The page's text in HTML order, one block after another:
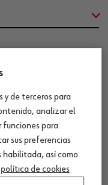
y de terceros para
analizar el
funciones para
sus preferencias
habilitada, así como
política de cookies